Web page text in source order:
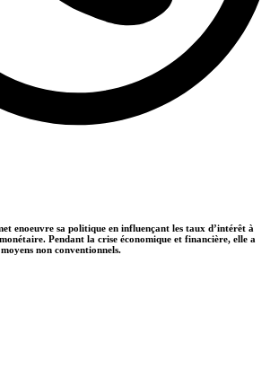
enoeuvre sa politique en influençant les taux d’intérêt à
Pendant la crise économique et financière, elle a
non conventionnels.